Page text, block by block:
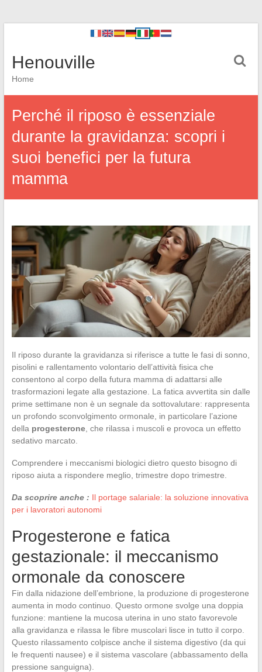
Henouville
Home
Perché il riposo è essenziale
durante la gravidanza: scopri i
suoi benefici per la futura
mamma
Il riposo durante la gravidanza si riferisce a tutte le fasi di sonno,
pisolini e rallentamento volontario dell’attività fisica che
consentono al corpo della futura mamma di adattarsi alle
trasformazioni legate alla gestazione. La fatica avvertita sin dalle
prime settimane non è un segnale da sottovalutare: rappresenta
un profondo sconvolgimento ormonale, in particolare l’azione
della progesterone, che rilassa i muscoli e provoca un effetto
sedativo marcato.
Comprendere i meccanismi biologici dietro questo bisogno di
riposo aiuta a rispondere meglio, trimestre dopo trimestre.
Da scoprire anche : Il portage salariale: la soluzione innovativa
per i lavoratori autonomi
Progesterone e fatica
gestazionale: il meccanismo
ormonale da conoscere
Fin dalla nidazione dell’embrione, la produzione di progesterone
aumenta in modo continuo. Questo ormone svolge una doppia
funzione: mantiene la mucosa uterina in uno stato favorevole
alla gravidanza e rilassa le fibre muscolari lisce in tutto il corpo.
Questo rilassamento colpisce anche il sistema digestivo (da qui
le frequenti nausee) e il sistema vascolare (abbassamento della
pressione sanguigna).